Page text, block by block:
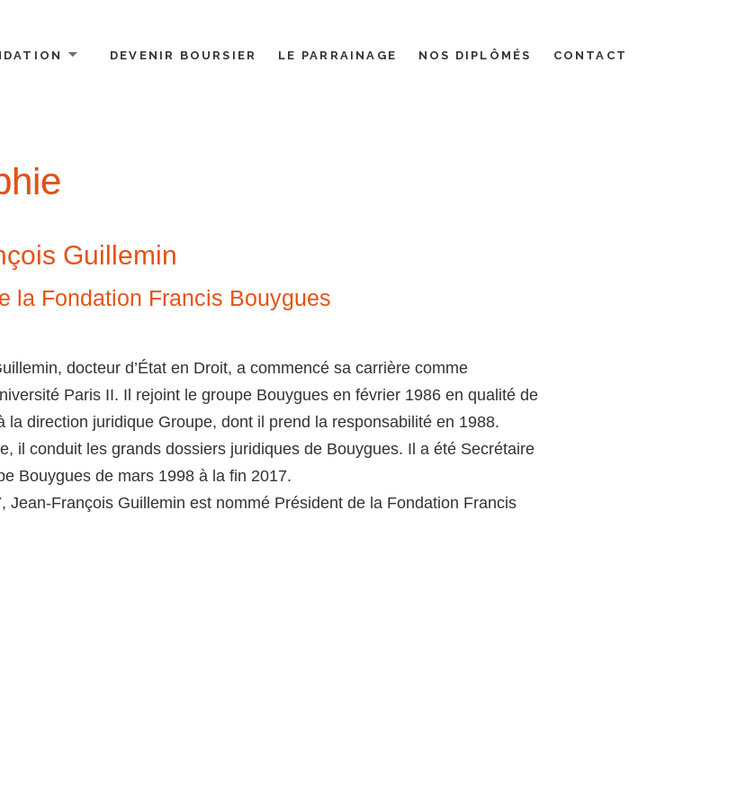
DEVENIR BOURSIER LE PARRAINAGE NOS DIPLÔMÉS CONTACT
Guillemin
la Fondation Francis Bouygues
docteur d’État en Droit, a commencé sa carrière comme
Paris II. Il rejoint le groupe Bouygues en février 1986 en qualité de
la direction juridique Groupe, dont il prend la responsabilité en 1988.
il conduit les grands dossiers juridiques de Bouygues. Il a été Secrétaire
Bouygues de mars 1998 à la fin 2017.
Jean-François Guillemin est nommé Président de la Fondation Francis